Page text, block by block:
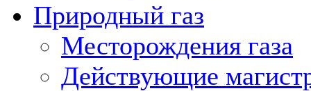
Природный газ
Месторождения газа
Действующие